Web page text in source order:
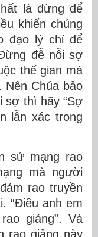
là đừng để
khiển chúng
đạo lý chỉ để
đễ nỗi sợ
thế gian mà
Nên Chúa bảo
sợ thì hãy “Sợ
lẫn xác trong
sứ mạng rao
mà người
rao truyền
“Điều anh em
giảng”. Và
rao giảng này